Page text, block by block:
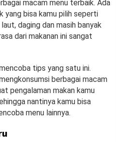
macam menu terbaik. Ada
yang bisa kamu pilih seperti
daging dan masih banyak
dari makanan ini sangat
tips yang satu ini.
berbagai macam
pengalaman makan kamu
nantinya kamu bisa
menu lainnya.